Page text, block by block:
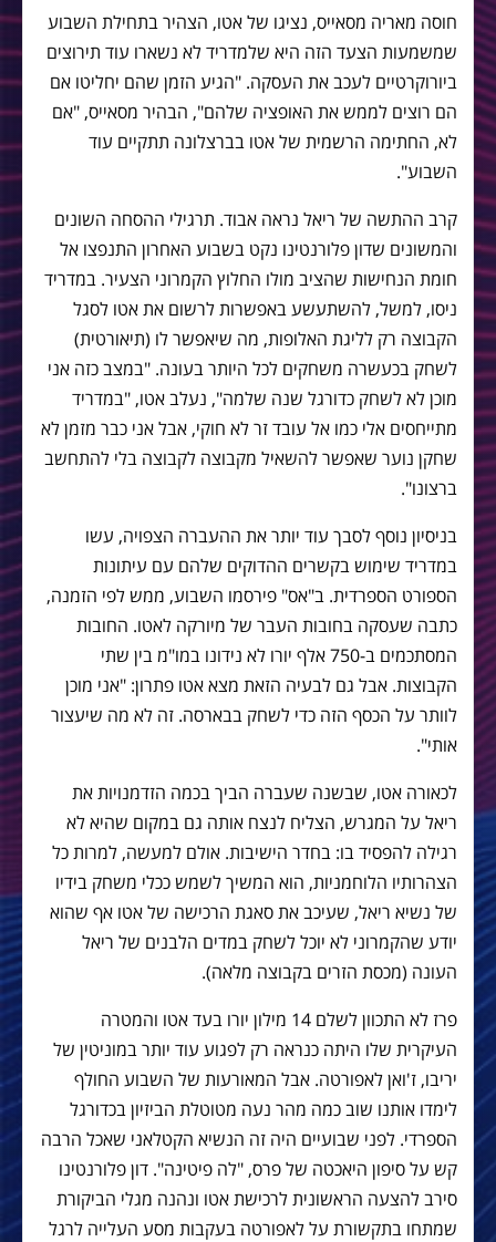
חוסה מאריה מסאייס, נציגו של אטו, הצהיר בתחילת השבוע
שמשמעות הצעד הזה היא שלמדריד לא נשארו עוד תירוצים
ביורוקרטיים לעכב את העסקה. "הגיע הזמן שהם יחליטו אם
הם רוצים לממש את האופציה שלהם", הבהיר מסאייס, "אם
לא, החתימה הרשמית של אטו בברצלונה תתקיים עוד
השבוע".
קרב ההתשה של ריאל נראה אבוד. תרגילי ההסחה השונים
והמשונים שדון פלורנטינו נקט בשבוע האחרון התנפצו אל
חומת הנחישות שהציב מולו החלוץ הקמרוני הצעיר. במדריד
ניסו, למשל, להשתעשע באפשרות לרשום את אטו לסגל
הקבוצה רק לליגת האלופות, מה שיאפשר לו (תיאורטית)
לשחק בכעשרה משחקים לכל היותר בעונה. "במצב כזה אני
מוכן לא לשחק כדורגל שנה שלמה", נעלב אטו, "במדריד
מתייחסים אלי כמו אל עובד זר לא חוקי, אבל אני כבר מזמן לא
שחקן נוער שאפשר להשאיל מקבוצה לקבוצה בלי להתחשב
ברצונו".
בניסיון נוסף לסבך עוד יותר את ההעברה הצפויה, עשו
במדריד שימוש בקשרים ההדוקים שלהם עם עיתונות
הספורט הספרדית. ב"אס" פירסמו השבוע, ממש לפי הזמנה,
כתבה שעסקה בחובות העבר של מיורקה לאטו. החובות
המסתכמים ב-750 אלף יורו לא נידונו במו"מ בין שתי
הקבוצות. אבל גם לבעיה הזאת מצא אטו פתרון: "אני מוכן
לוותר על הכסף הזה כדי לשחק בבארסה. זה לא מה שיעצור
אותי".
לכאורה אטו, שבשנה שעברה הביך בכמה הזדמנויות את
ריאל על המגרש, הצליח לנצח אותה גם במקום שהיא לא
רגילה להפסיד בו: בחדר הישיבות. אולם למעשה, למרות כל
הצהרותיו הלוחמניות, הוא המשיך לשמש ככלי משחק בידיו
של נשיא ריאל, שעיכב את סאגת הרכישה של אטו אף שהוא
יודע שהקמרוני לא יוכל לשחק במדים הלבנים של ריאל
העונה (מכסת הזרים בקבוצה מלאה).
פרז לא התכוון לשלם 14 מילון יורו בעד אטו והמטרה
העיקרית שלו היתה כנראה רק לפגוע עוד יותר במוניטין של
יריבו, ז'ואן לאפורטה. אבל המאורעות של השבוע החולף
לימדו אותנו שוב כמה מהר נעה מטוטלת הביזיון בכדורגל
הספרדי. לפני שבועיים היה זה הנשיא הקטלאני שאכל הרבה
קש על סיפון היאכטה של פרס, "לה פיטינה". דון פלורנטינו
סירב להצעה הראשונית לרכישת אטו ונהנה מגלי הביקורת
שמתחו בתקשורת על לאפורטה בעקבות מסע העלייה לרגל